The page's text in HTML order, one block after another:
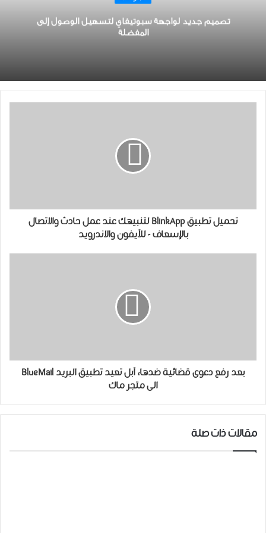
تصميم جديد لواجهة ﺳﺒﻮﺗﻴﻔﺎﻱ ﻟﺘﺴﻬﻴﻞ ﺍﻟﻮﺻﻮﻝ ﺇﻟﻰ
ﺍﻟﻤﻔﻀﻠﺔ
تحميل تطبيق BlinkApp لتنبيهك عند عمل حادث والاتصال
بالإسعاف - للآيفون والاندرويد
بعد رفع دعوى قضائية ضدها، ﺁﺑﻞ ﺗﻌﻴﺪ تطبيق البريد BlueMail
الى متجر ماك
مقالات ذات صلة